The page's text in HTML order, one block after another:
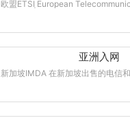
欧盟ETSI European
Institute | ETSI欧洲电信标准化协会
亚洲入网
新加坡IMDA 在新加坡出售的电信